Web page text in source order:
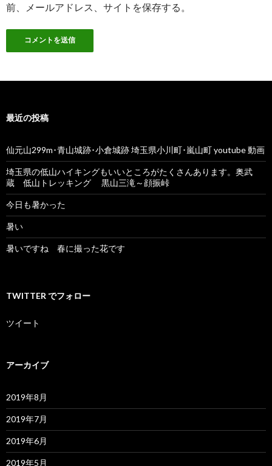
前、メールアドレス、サイトを保存する。
最近の投稿
仙元山299m･青山城跡･小倉城跡 埼玉県小川町･嵐山町 youtube 動画
埼玉県の低山ハイキングもいいところがたくさんあります。奥武
蔵 低山トレッキング 黒山三滝～顔振峠
今日も暑かった
暑い
暑いですね 春に撮った花です
TWITTER でフォロー
ツイート
アーカイブ
2019年8月
2019年7月
2019年6月
2019年5月